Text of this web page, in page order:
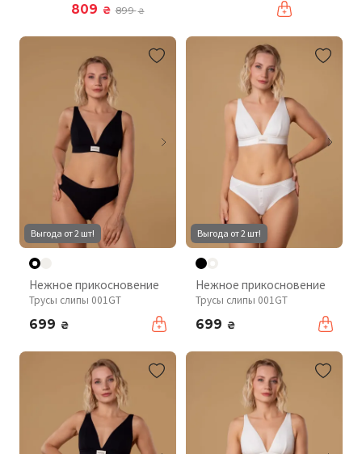
809 ₴ 899₴
Выгода от 2 шт!
Нежное прикосновение
Трусы слипы 001GT
699 ₴
Выгода от 2 шт!
Нежное прикосновение
Трусы слипы 001GT
699 ₴